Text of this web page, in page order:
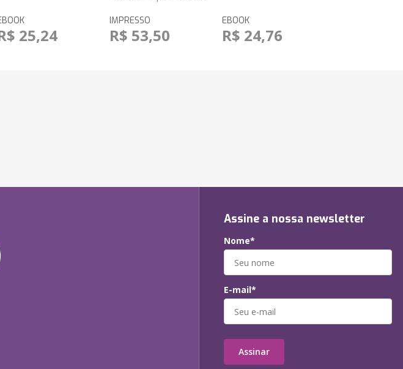
25,24
IMPRESSO
R$ 53,50
EBOOK
R$ 24,76
Assine a nossa newsletter
Nome*
E-mail*
Assinar